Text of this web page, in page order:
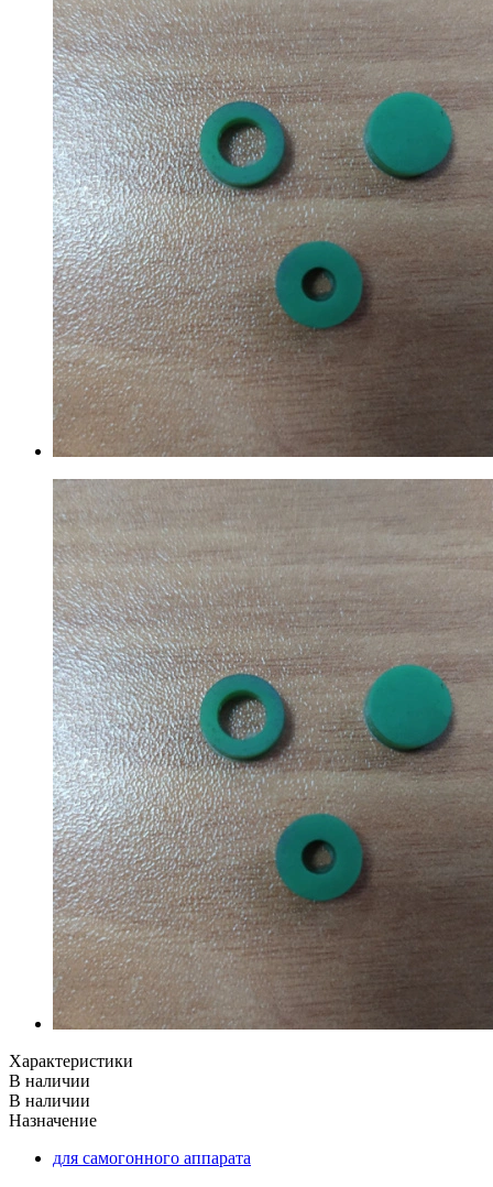
Характеристики
В наличии
В наличии
Назначение
для самогонного аппарата